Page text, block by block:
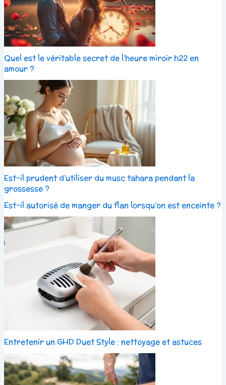
Quel est le véritable secret de l’heure miroir h22 en
amour ?
Est-il prudent d’utiliser du musc tahara pendant la
grossesse ?
Est-il autorisé de manger du flan lorsqu’on est enceinte ?
Entretenir un GHD Duet Style : nettoyage et astuces